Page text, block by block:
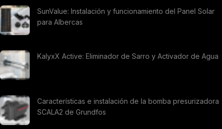
SunValue: Instalación y funcionamiento del Panel Solar
para Albercas
KalyxX Active: Eliminador de Sarro y Activador de Agua
Características e instalación de la bomba presurizadora
SCALA2 de Grundfos